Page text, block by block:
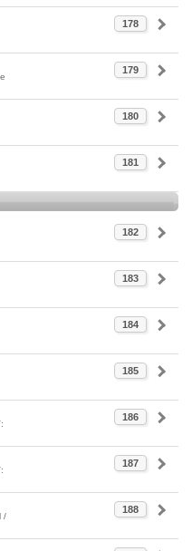
178
179
180
181
182
183
184
185
186
187
188
/